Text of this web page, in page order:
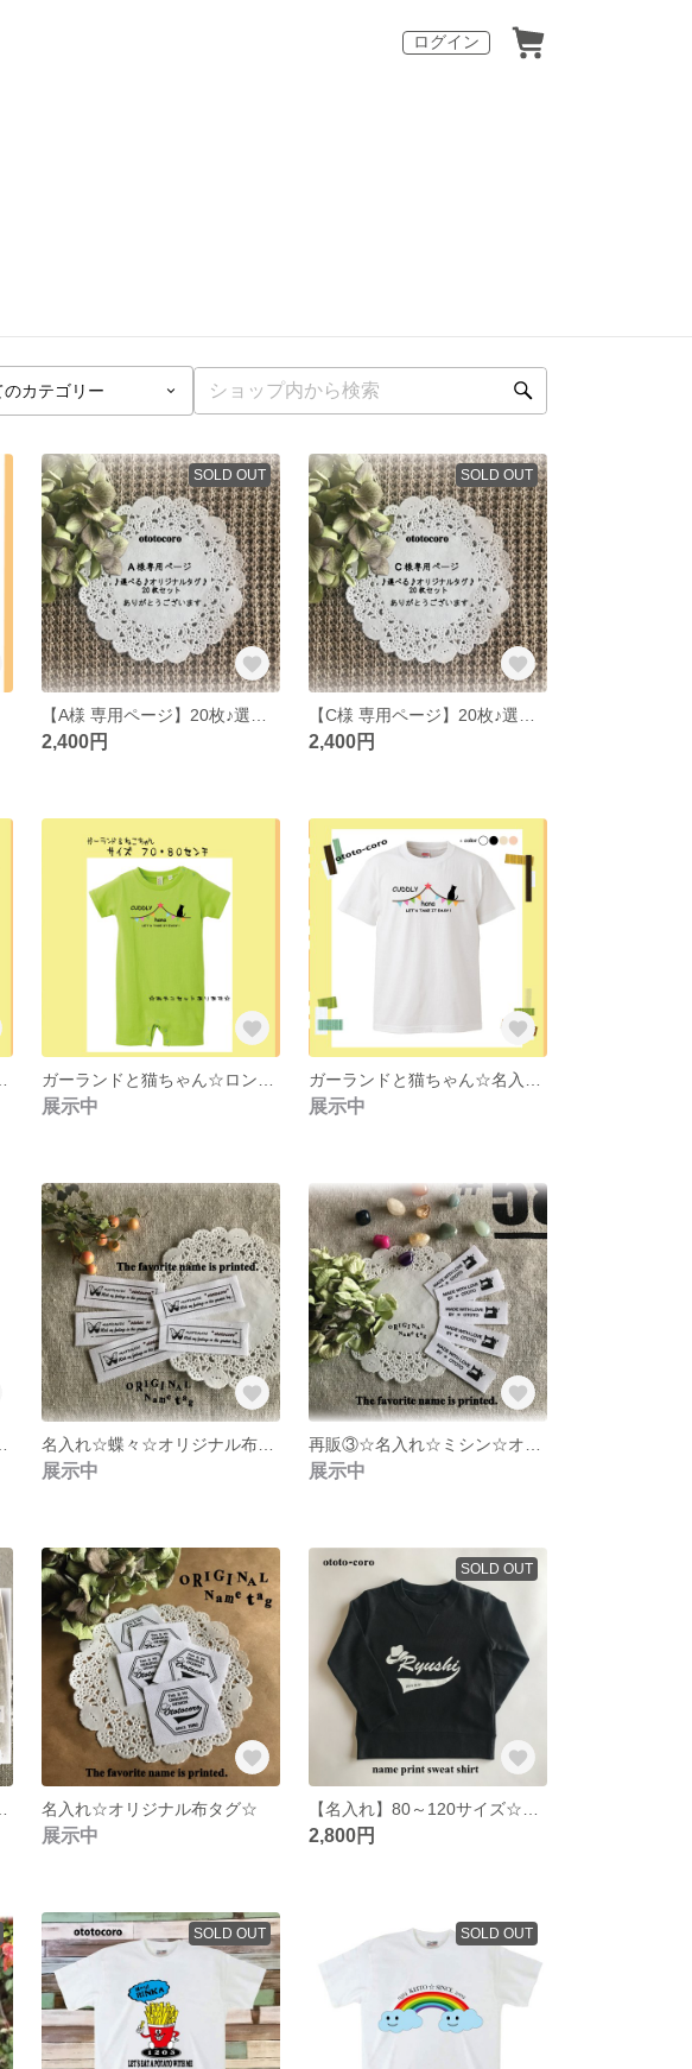
ログイン
SOLD OUT
2,400円
SOLD OUT
2,400円
展示中 展示中
展示中 展示中
名入れ☆オリジナル布タグ☆
展示中
SOLD OUT
2,800円
SOLD OUT SOLD OUT